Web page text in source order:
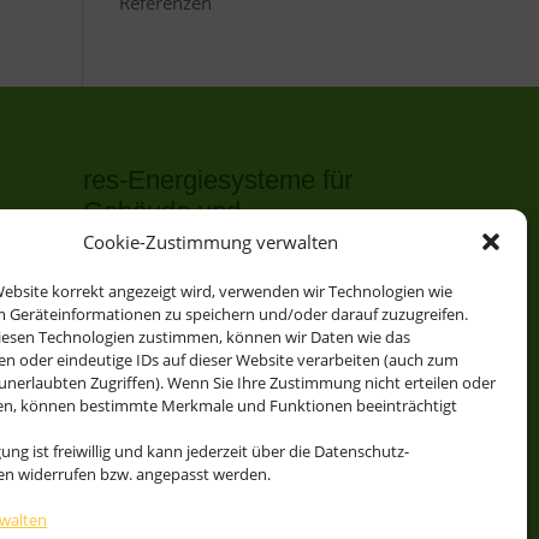
Cookie-Zustimmung verwalten
korrekt angezeigt wird, verwenden wir Technologien wie
Geräteinformationen zu speichern und/oder darauf zuzugreifen.
Technologien zustimmen, können wir Daten wie das
oder eindeutige IDs auf dieser Website verarbeiten (auch zum
Zugriffen). Wenn Sie Ihre Zustimmung nicht erteilen oder
können bestimmte Merkmale und Funktionen beeinträchtigt
ist freiwillig und kann jederzeit über die Datenschutz-
widerrufen bzw. angepasst werden.
res-Energiesysteme für
Gebäude und
Schwimmbäder
res-solSupport bivalent plus WP
res-solAutark terra / ice
res-solAutark air Luft-WP
res-solAutark multiQ Eis/Erde
Solare Schwimmbadheizung CO2-
frei res-solAutark Pool